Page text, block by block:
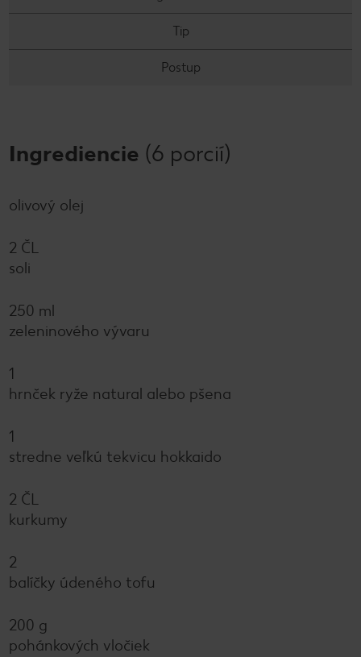
Tip
Postup
Ingrediencie (6 porcií)
olivový olej
2 ČL
soli
250 ml
zeleninového vývaru
1
hrnček ryže natural alebo pšena
1
stredne veľkú tekvicu hokkaido
2 ČL
kurkumy
2
balíčky údeného tofu
200 g
pohánkových vločiek